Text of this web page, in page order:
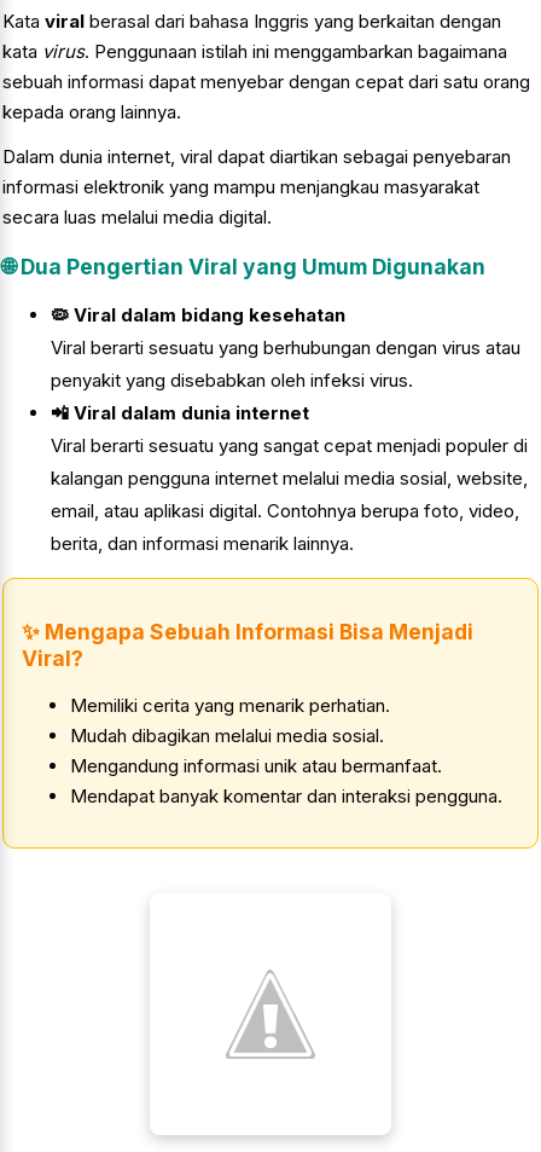
Kata viral berasal dari bahasa Inggris yang berkaitan dengan
kata virus. Penggunaan istilah ini menggambarkan bagaimana
sebuah informasi dapat menyebar dengan cepat dari satu orang
kepada orang lainnya.
Dalam dunia internet, viral dapat diartikan sebagai penyebaran
informasi elektronik yang mampu menjangkau masyarakat
secara luas melalui media digital.
🌐 Dua Pengertian Viral yang Umum Digunakan
🦠 Viral dalam bidang kesehatan
Viral berarti sesuatu yang berhubungan dengan virus atau
penyakit yang disebabkan oleh infeksi virus.
📲 Viral dalam dunia internet
Viral berarti sesuatu yang sangat cepat menjadi populer di
kalangan pengguna internet melalui media sosial, website,
email, atau aplikasi digital. Contohnya berupa foto, video,
berita, dan informasi menarik lainnya.
✨ Mengapa Sebuah Informasi Bisa Menjadi
Viral?
Memiliki cerita yang menarik perhatian.
Mudah dibagikan melalui media sosial.
Mengandung informasi unik atau bermanfaat.
Mendapat banyak komentar dan interaksi pengguna.